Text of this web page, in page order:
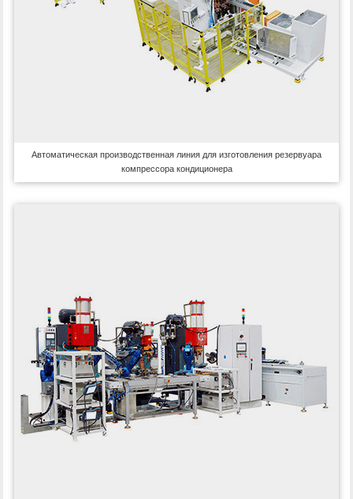
Автоматическая производственная линия для изготовления резервуара
компрессора кондиционера